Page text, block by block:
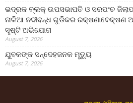
ଭଦ୍ରକ ବ୍ଲକ୍ ଉପସଭାପତି ଓ ସରପଂଚ
ନାଳିଆ ନଦୀବନ୍ଧ ଗୁଡିକର ରକ୍ଷଣାବେକ୍ଷଣ
ସୃଷ୍ଟି ଅଭିଯୋଗ
August 7, 2026
ଯୁବକଙ୍କ ସନ୍ଦେହଜନକ ମୃତ୍ୟୁ
August 7, 2026